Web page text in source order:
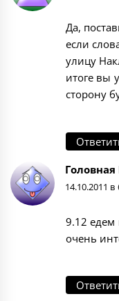
Да,
если
улицу
итоге вы
сторону
14.10.2011 в
9.12 едем
очень